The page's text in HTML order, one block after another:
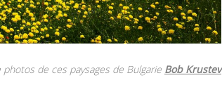
photos de ces paysages de Bulgarie Bob Krustev